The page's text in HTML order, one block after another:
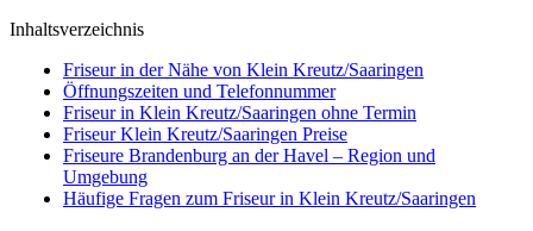
Inhaltsverzeichnis
Friseur in der Nähe von Klein Kreutz/Saaringen
Öffnungszeiten und Telefonnummer
Friseur in Klein Kreutz/Saaringen ohne Termin
Friseur Klein Kreutz/Saaringen Preise
Friseure Brandenburg an der Havel – Region und
Umgebung
Häufige Fragen zum Friseur in Klein Kreutz/Saaringen